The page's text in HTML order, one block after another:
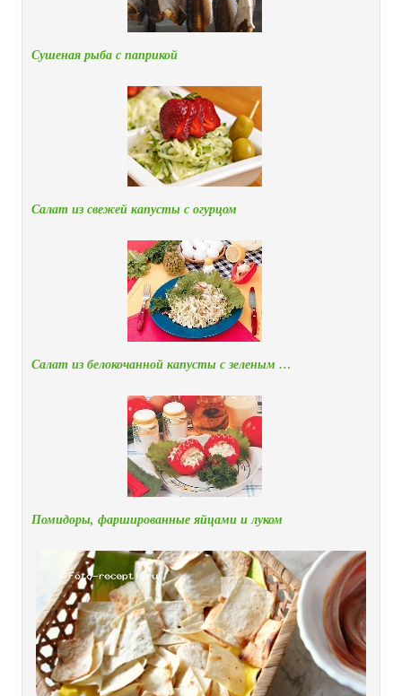
Сушеная рыба с паприкой
Салат из свежей капусты с огурцом
Салат из белокочанной капусты с зеленым …
Помидоры, фаршированные яйцами и луком